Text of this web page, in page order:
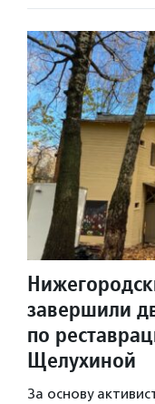
завершили
по
Щелухиной
За основу